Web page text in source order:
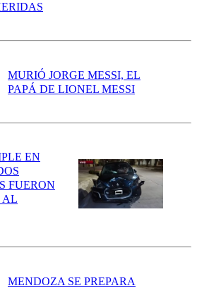
MURIÓ JORGE MESSI, EL
PAPÁ DE LIONEL MESSI
EN
FUERON
AL
MENDOZA SE PREPARA